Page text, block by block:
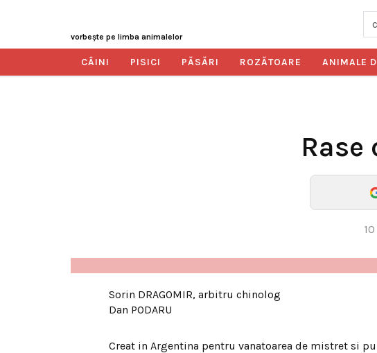
vorbeşte pe limba animalelor
CÂINI PISICI PĂSĂRI ROZĂTOARE ANIMALE
Sorin DRAGOMIR, arbitru chinolog
Dan PODARU
Creat in Argentina pentru vanatoarea de mistret si